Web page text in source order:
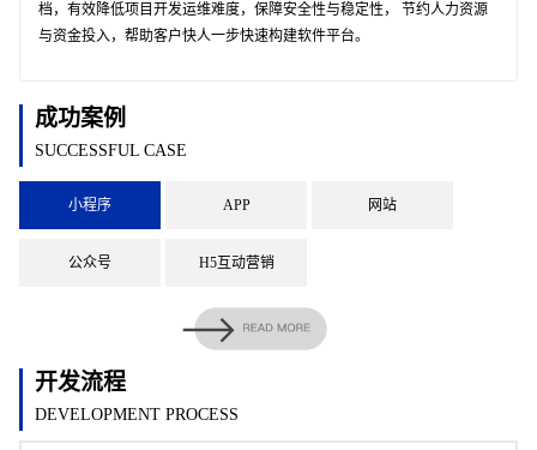
档，有效降低项目开发运维难度，保障安全性与稳定性， 节约人力资源
与资金投入，帮助客户快人一步快速构建软件平台。
成功案例
SUCCESSFUL CASE
小程序 APP 网站
公众号 H5互动营销
开发流程
DEVELOPMENT PROCESS